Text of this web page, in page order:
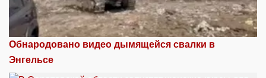
Обнародовано видео дымящейся свалки в
Энгельсе